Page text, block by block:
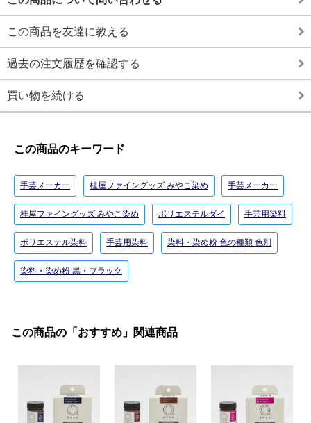
この商品を友達に教える
過去の注文履歴を確認する
買い物を続ける
この商品のキーワード
手芸メーカー 桂屋ファイングッズ みやこ染め 手芸メーカー
桂屋ファイングッズ みやこ染め ポリエステルダイ 手芸用染料
ポリエステル染料 手芸用染料 染料・染め粉 色の種類 色別
染料・染め粉 黒・ブラック
この商品の「おすすめ」関連商品